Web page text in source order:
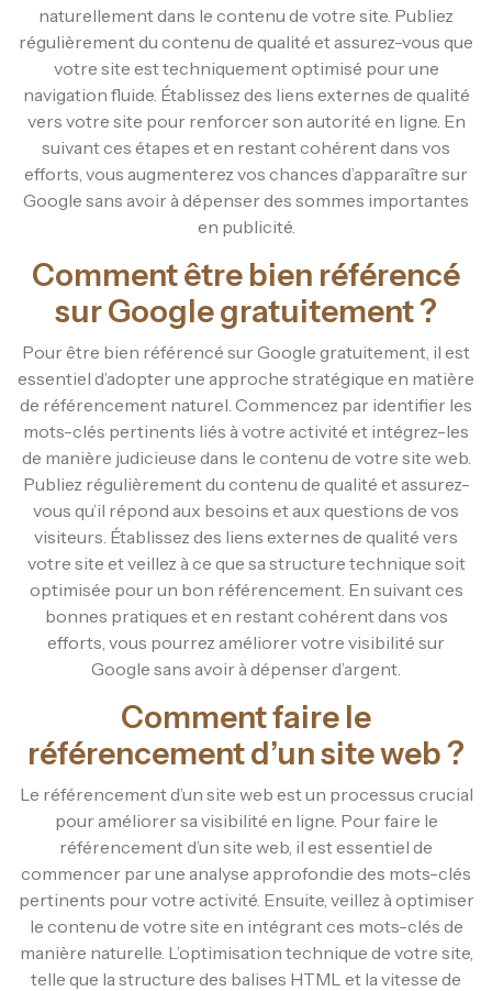
naturellement dans le contenu de votre site. Publiez
régulièrement du contenu de qualité et assurez-vous que
votre site est techniquement optimisé pour une
navigation fluide. Établissez des liens externes de qualité
vers votre site pour renforcer son autorité en ligne. En
suivant ces étapes et en restant cohérent dans vos
efforts, vous augmenterez vos chances d’apparaître sur
Google sans avoir à dépenser des sommes importantes
en publicité.
Comment être bien référencé
sur Google gratuitement ?
Pour être bien référencé sur Google gratuitement, il est
essentiel d’adopter une approche stratégique en matière
de référencement naturel. Commencez par identifier les
mots-clés pertinents liés à votre activité et intégrez-les
de manière judicieuse dans le contenu de votre site web.
Publiez régulièrement du contenu de qualité et assurez-
vous qu’il répond aux besoins et aux questions de vos
visiteurs. Établissez des liens externes de qualité vers
votre site et veillez à ce que sa structure technique soit
optimisée pour un bon référencement. En suivant ces
bonnes pratiques et en restant cohérent dans vos
efforts, vous pourrez améliorer votre visibilité sur
Google sans avoir à dépenser d’argent.
Comment faire le
référencement d’un site web ?
Le référencement d’un site web est un processus crucial
pour améliorer sa visibilité en ligne. Pour faire le
référencement d’un site web, il est essentiel de
commencer par une analyse approfondie des mots-clés
pertinents pour votre activité. Ensuite, veillez à optimiser
le contenu de votre site en intégrant ces mots-clés de
manière naturelle. L’optimisation technique de votre site,
telle que la structure des balises HTML et la vitesse de